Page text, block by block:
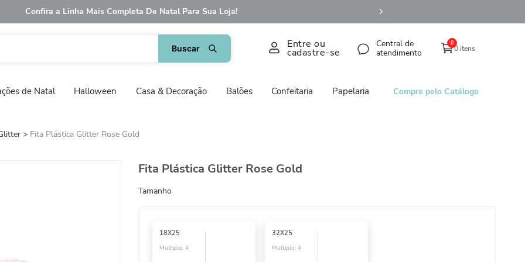
Confira a Linha Mais Completa De Natal Para Sua Loja!
Entre ou
cadastre-se
Central de
atendimento
0
0 itens
de Natal Halloween Casa & Decoração Balões Confeitaria Papelaria Compre pelo Catálogo
Fita Plástica Glitter Rose Gold
Fita Plástica Glitter Rose Gold
Tamanho
18X25
Multiplo: 4
32X25
Multiplo:4